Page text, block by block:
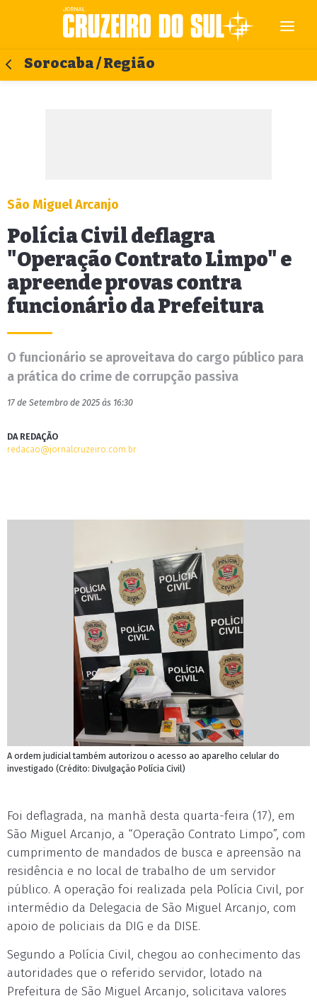
Sorocaba / Região
São Miguel Arcanjo
Polícia Civil deflagra
"Operação Contrato Limpo" e
apreende provas contra
funcionário da Prefeitura
O funcionário se aproveitava do cargo público para
a prática do crime de corrupção passiva
17 de Setembro de 2025 às 16:30
DA REDAÇÃO
redacao@jornalcruzeiro.com.br
A ordem judicial também autorizou o acesso ao aparelho celular do
investigado (Crédito: Divulgação Polícia Civil)
Foi deflagrada, na manhã desta quarta-feira (17), em
São Miguel Arcanjo, a “Operação Contrato Limpo”, com
cumprimento de mandados de busca e apreensão na
residência e no local de trabalho de um servidor
público. A operação foi realizada pela Polícia Civil, por
intermédio da Delegacia de São Miguel Arcanjo, com
apoio de policiais da DIG e da DISE.
Segundo a Polícia Civil, chegou ao conhecimento das
autoridades que o referido servidor, lotado na
Prefeitura de São Miguel Arcanjo, solicitava valores